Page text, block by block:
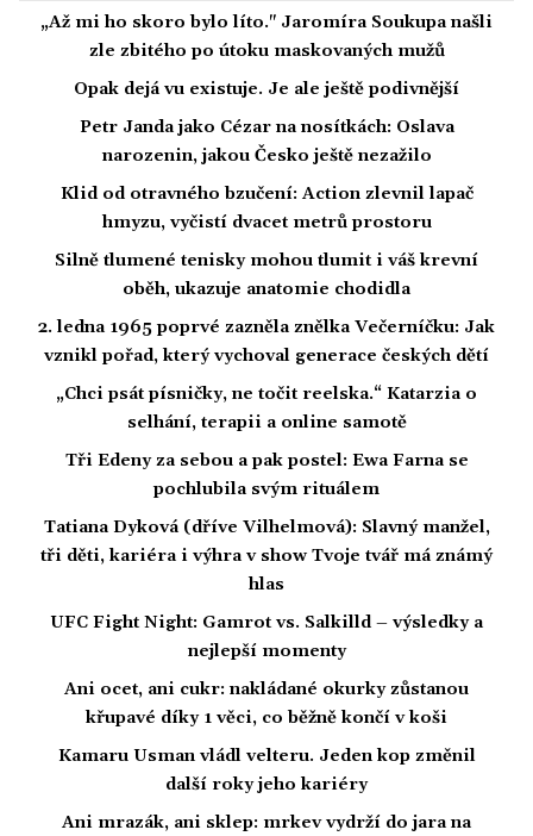
„Až mi ho skoro bylo líto." Jaromíra Soukupa našli
zle zbitého po útoku maskovaných mužů
Opak dejá vu existuje. Je ale ještě podivnější
Petr Janda jako Cézar na nosítkách: Oslava
narozenin, jakou Česko ještě nezažilo
Klid od otravného bzučení: Action zlevnil lapač
hmyzu, vyčistí dvacet metrů prostoru
Silně tlumené tenisky mohou tlumit i váš krevní
oběh, ukazuje anatomie chodidla
2. ledna 1965 poprvé zazněla znělka Večerníčku: Jak
vznikl pořad, který vychoval generace českých dětí
„Chci psát písničky, ne točit reelska.“ Katarzia o
selhání, terapii a online samotě
Tři Edeny za sebou a pak postel: Ewa Farna se
pochlubila svým rituálem
Tatiana Dyková (dříve Vilhelmová): Slavný manžel,
tři děti, kariéra i výhra v show Tvoje tvář má známý
hlas
UFC Fight Night: Gamrot vs. Salkilld – výsledky a
nejlepší momenty
Ani ocet, ani cukr: nakládané okurky zůstanou
křupavé díky 1 věci, co běžně končí v koši
Kamaru Usman vládl velteru. Jeden kop změnil
další roky jeho kariéry
Ani mrazák, ani sklep: mrkev vydrží do jara na